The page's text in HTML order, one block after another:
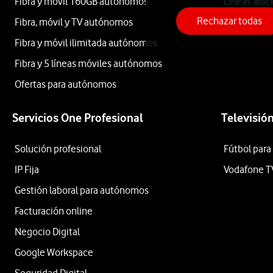
Nintendo
Nintendo
Sony
Ordenar
por:
Fibra, móvil y TV autónomos
Fibra y móvil ilimitada autónomos
Fibra y 5 líneas móviles autónomos
Ofertas para autónomos
Roaming
Servicios One Profesional
Solución profesional
IP Fija
Gestión laboral para autónomos
Facturación online
Negocio Digital
Google Workspace
Televisión
Fútbol
Vodafone
Rechazar todas